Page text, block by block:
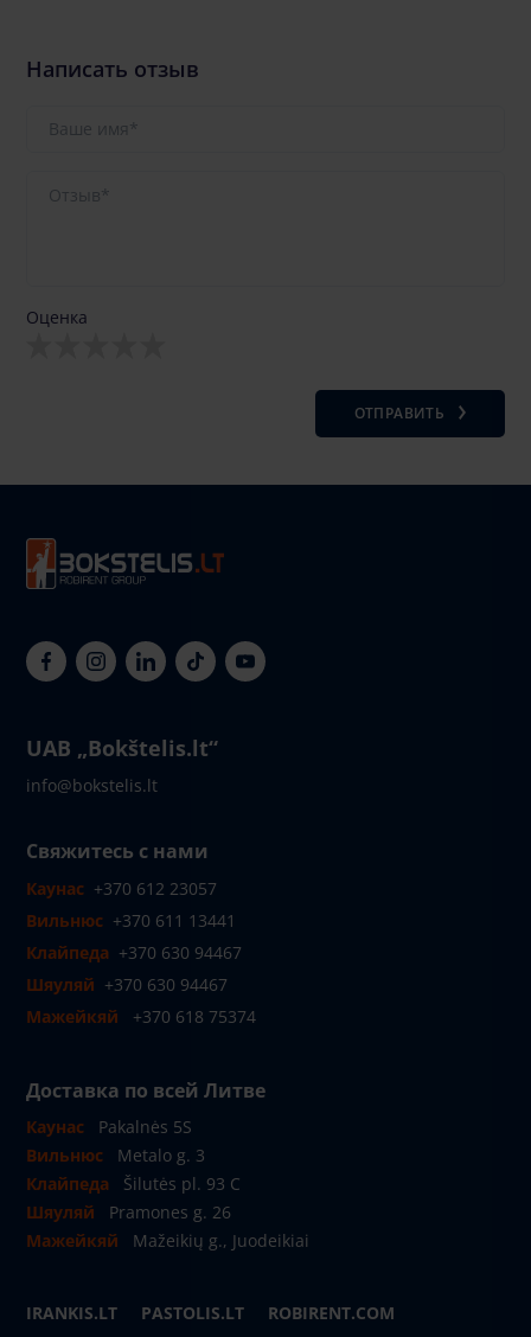
Написать отзыв
Оценка
ОТПРАВИТЬ
UAB „Bokštelis.lt“
info@bokstelis.lt
Свяжитесь с нами
Каунас +370 612 23057
Вильнюс +370 611 13441
Клайпеда +370 630 94467
Шяуляй +370 630 94467
Мажейкяй
+370 618 75374
Доставка по всей Литве
Каунас
Pakalnės 5S
Вильнюс
Metalo g. 3
Клайпеда
Šilutės pl. 93 C
Шяуляй
Pramones g. 26
Мажейкяй
Mažeikių g., Juodeikiai
IRANKIS.LT PASTOLIS.LT ROBIRENT.COM